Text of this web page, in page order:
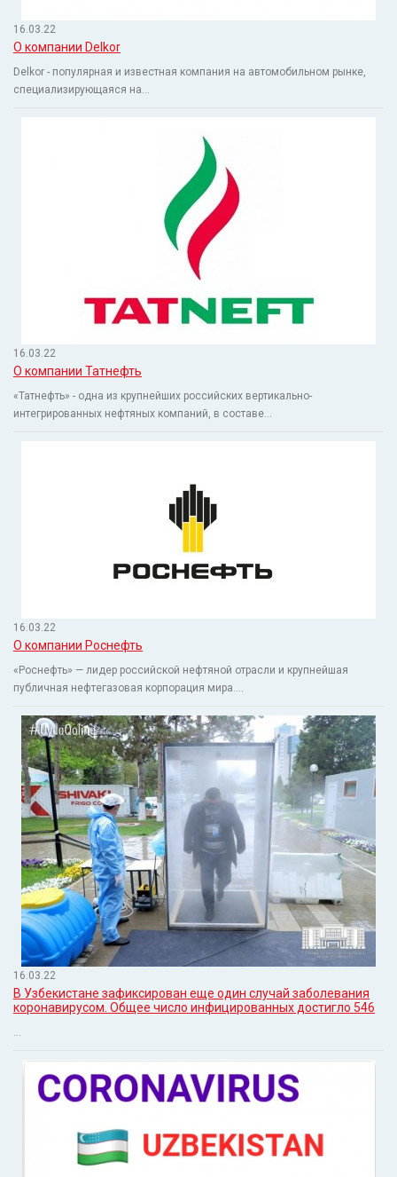
16.03.22
О компании Delkor
Delkor - популярная и известная компания на автомобильном рынке,
специализирующаяся на...
16.03.22
О компании Татнефть
«Татнефть» - одна из крупнейших российских вертикально-
интегрированных нефтяных компаний, в составе...
16.03.22
О компании Роснефть
«Роснефть» — лидер российской нефтяной отрасли и крупнейшая
публичная нефтегазовая корпорация мира....
16.03.22
В Узбекистане зафиксирован еще один случай заболевания
коронавирусом. Общее число инфицированных достигло 546
...